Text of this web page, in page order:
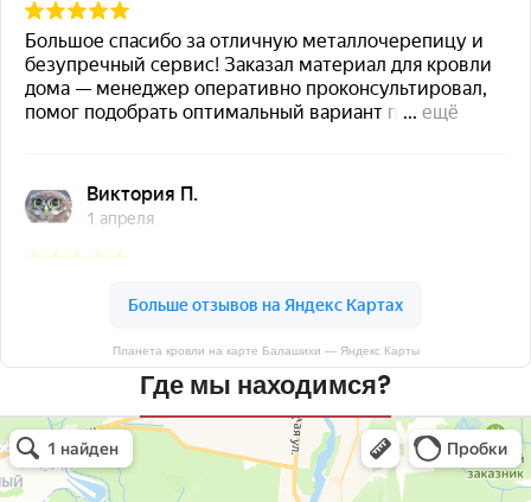
Планета кровли на карте Балашихи — Яндекс Карты
Где мы находимся?
Планета кровли
Кровля и кровельные материалы в Балашихе
Окна в Балашихе